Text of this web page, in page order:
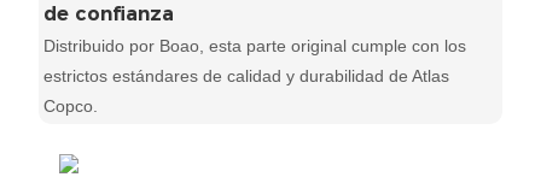
de confianza
Distribuido por Boao, esta parte original cumple con los
estrictos estándares de calidad y durabilidad de Atlas
Copco.